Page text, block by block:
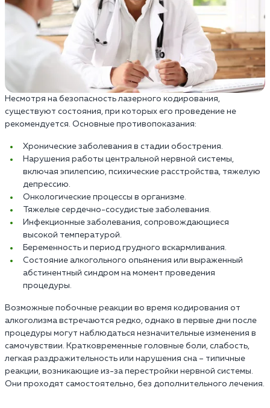
Несмотря на безопасность лазерного кодирования,
существуют состояния, при которых его проведение не
рекомендуется. Основные противопоказания:
Хронические заболевания в стадии обострения.
Нарушения работы центральной нервной системы,
включая эпилепсию, психические расстройства, тяжелую
депрессию.
Онкологические процессы в организме.
Тяжелые сердечно-сосудистые заболевания.
Инфекционные заболевания, сопровождающиеся
высокой температурой.
Беременность и период грудного вскармливания.
Состояние алкогольного опьянения или выраженный
абстинентный синдром на момент проведения
процедуры.
Возможные побочные реакции во время кодирования от
алкоголизма встречаются редко, однако в первые дни после
процедуры могут наблюдаться незначительные изменения в
самочувствии. Кратковременные головные боли, слабость,
легкая раздражительность или нарушения сна – типичные
реакции, возникающие из-за перестройки нервной системы.
Они проходят самостоятельно, без дополнительного лечения.